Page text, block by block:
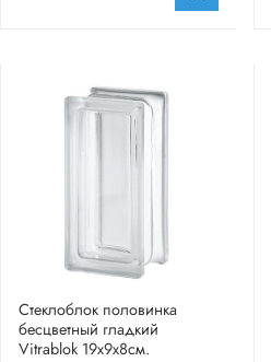
Стеклоблок половинка
бесцветный гладкий
Vitrablok 19х9х8см.